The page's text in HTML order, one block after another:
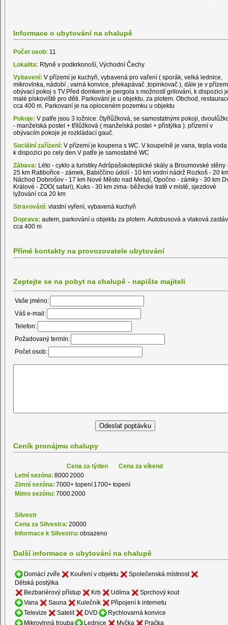
Informace o ubytování na chalupě
Počet osob: 11
Lokalita: Rtyně v podkrkonoší, Východní Čechy
Vybavení: V přízemí je kuchyň, vybavená pro vaření ( sporák, velká lednice,
mikrovlnka, nádobí , varná konvice, překapávač ,topinkovač ), dále je v
obývací pokoj s TV.Před domkem je pergola s možností grilování, k dispozici
malé pískoviště pro děti. Parkování je u objektu, za plotem. Obchod,
cca 400 m. Parkovaní je na oploceném pozemku u objektu
Pokoje: V patře jsou 3 ložnice: čtyřlůžková, se samostatnými pokoji,
- manželská postel + třílůžková ( manželská postel + přistýlka ). přízemí v
obývacím pokoje je rozkládací gauč.
Sociální zařízení: V přízemí je koupena s WC. V koupelně je vana, tepla
k dispozici po cely den.V patře je samostatné WC
Zábava: Léto - cyklo a turistiky Adršpašskoteplické skály a Broumovské stěny
25 km Ratibořice - zámek, Babiččino údolí - 10 km vodní nádrž Rozkoš - 20
Náchod Dobrošov - 17 km Nové Město nad Metují, Opočno - zámky - 30 km
Králové - ZOO( safari), Kuks - 30 km zima- běžecké tratě v místě, sjezdové
lyžování cca 20 km
Stravování: vlastní vyření, vybavená kuchyň
Doprava: autem, parkování u objektu za plotem. Autobusová a vlaková
cca 400 m
Přímé kontakty na provozovatele ubytování
Zeptejte se na pobyt na chalupě - napište majiteli
Vaše jméno:
Váš e-mail:
Telefon:
Požadovaný termín:
Počet osob:
Ceník pronájmu chalupy
Cena za týden
Cena za víkend
Letní sezóna: 80002000
Zimní sezóna: 7000+ topení 1700+ topení
Mimo sezónu: 70002000
Silvestr
Cena za Silvestra: 20000
Informace k Silvestru: obsazeno
Další informace o ubytování na chalupě
Domácí zvíře Kouření v objektu
Společenská místnost
Dětská postýlka
Bezbariérový přístup
Krb Udírna
Sprchový kout
Vana
Sauna Kulečník
Připojení k internetu
Televize
Satelit DVD
Rychlovarná konvice
Mikrovlnná trouba
Lednice Myčka Pračka